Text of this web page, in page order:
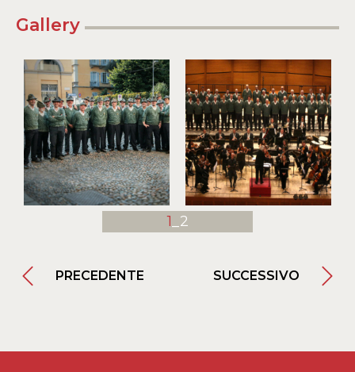
Gallery
1 _2
PRECEDENTE SUCCESSIVO